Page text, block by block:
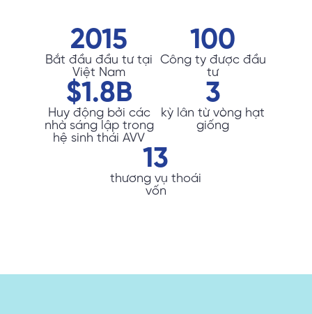
2015
Bắt đầu đầu tư tại
Việt Nam
100
Công ty được đầu
tư
$1.8B
Huy động bởi các
nhà sáng lập trong
hệ sinh thái AVV
3
kỳ lân từ vòng hạt
giống
13
thương vụ thoái
vốn